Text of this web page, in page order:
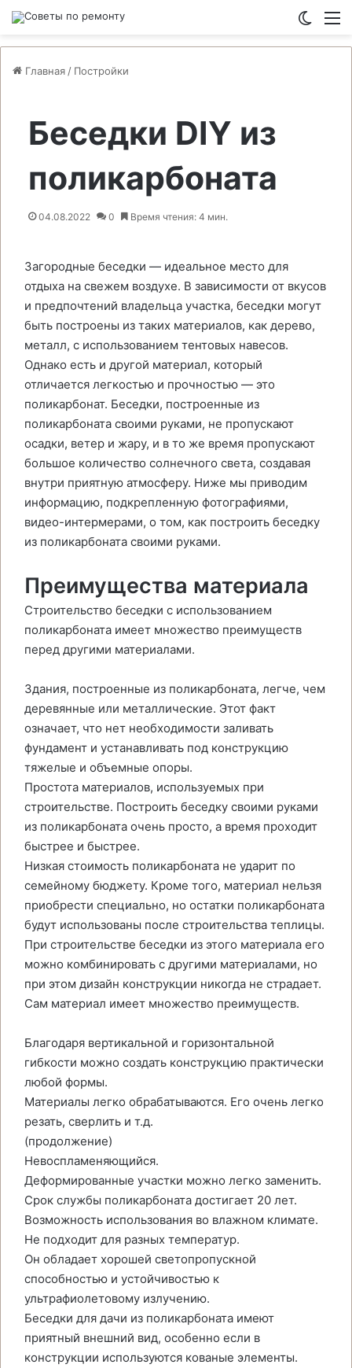
Главная / Постройки
Беседки DIY из
поликарбоната
04.08.2022 0 Время чтения: 4 мин.
Загородные беседки — идеальное место для
отдыха на свежем воздухе. В зависимости от вкусов
и предпочтений владельца участка, беседки могут
быть построены из таких материалов, как дерево,
металл, с использованием тентовых навесов.
Однако есть и другой материал, который
отличается легкостью и прочностью — это
поликарбонат. Беседки, построенные из
поликарбоната своими руками, не пропускают
осадки, ветер и жару, и в то же время пропускают
большое количество солнечного света, создавая
внутри приятную атмосферу. Ниже мы приводим
информацию, подкрепленную фотографиями,
видео-интермерами, о том, как построить беседку
из поликарбоната своими руками.
Преимущества материала
Строительство беседки с использованием
поликарбоната имеет множество преимуществ
перед другими материалами.
Здания, построенные из поликарбоната, легче, чем
деревянные или металлические. Этот факт
означает, что нет необходимости заливать
фундамент и устанавливать под конструкцию
тяжелые и объемные опоры.
Простота материалов, используемых при
строительстве. Построить беседку своими руками
из поликарбоната очень просто, а время проходит
быстрее и быстрее.
Низкая стоимость поликарбоната не ударит по
семейному бюджету. Кроме того, материал нельзя
приобрести специально, но остатки поликарбоната
будут использованы после строительства теплицы.
При строительстве беседки из этого материала его
можно комбинировать с другими материалами, но
при этом дизайн конструкции никогда не страдает.
Сам материал имеет множество преимуществ.
Благодаря вертикальной и горизонтальной
гибкости можно создать конструкцию практически
любой формы.
Материалы легко обрабатываются. Его очень легко
резать, сверлить и т.д.
(продолжение)
Невоспламеняющийся.
Деформированные участки можно легко заменить.
Срок службы поликарбоната достигает 20 лет.
Возможность использования во влажном климате.
Не подходит для разных температур.
Он обладает хорошей светопропускной
способностью и устойчивостью к
ультрафиолетовому излучению.
Беседки для дачи из поликарбоната имеют
приятный внешний вид, особенно если в
конструкции используются кованые элементы.